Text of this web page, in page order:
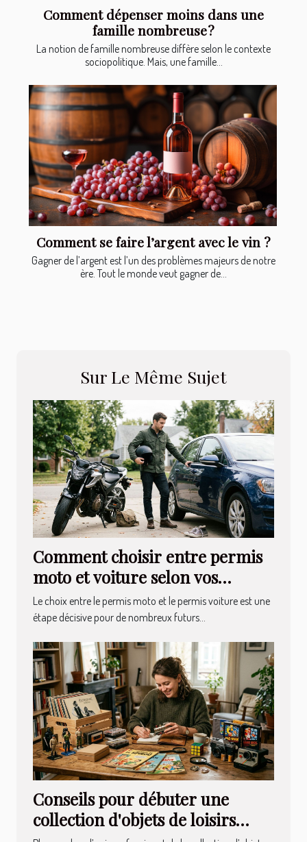
Comment dépenser moins dans une
famille nombreuse ?
La notion de famille nombreuse diffère selon le contexte
sociopolitique. Mais, une famille...
Comment se faire l’argent avec le vin ?
Gagner de l’argent est l’un des problèmes majeurs de notre
ère. Tout le monde veut gagner de...
Sur Le Même Sujet
Comment choisir entre permis
moto et voiture selon vos
besoins ?
Le choix entre le permis moto et le permis voiture est une
étape décisive pour de nombreux futurs...
Conseils pour débuter une
collection d'objets de loisirs